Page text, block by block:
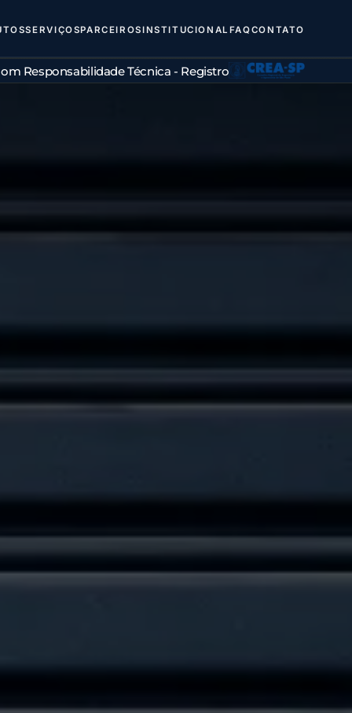
SERVIÇOSPARCEIROS INSTITUCIONAL FAQCONTATO
Responsabilidade Técnica - RegistroCREA